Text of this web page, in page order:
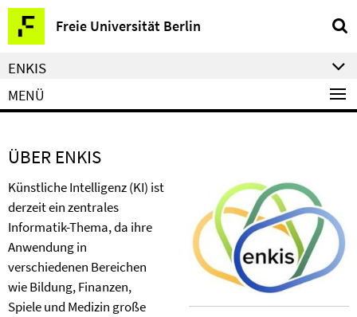
Springe
direkt
zu
Inhalt
Freie Universität Berlin
Service-
Navigation
ENKIS
MENÜ
ÜBER ENKIS
Künstliche Intelligenz (KI) ist
derzeit ein zentrales
Informatik-Thema, da ihre
Anwendung in
verschiedenen Bereichen
wie Bildung, Finanzen,
Spiele und Medizin große